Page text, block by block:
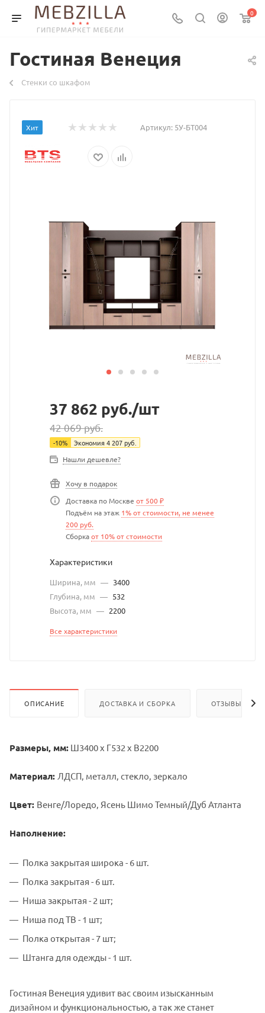
0
Гостиная Венеция
Стенки со шкафом
Хит Артикул: 5У-БТ004
37 862 руб./шт
42 069руб.
-10% Экономия4 207руб.
Нашли дешевле?
Хочу в подарок
Доставка по Москве от 500 ₽
Подъём на этаж 1% от стоимости, не менее
200 руб.
Сборкаот 10% от стоимости
Характеристики
Ширина, мм — 3400
Глубина, мм — 532
Высота, мм — 2200
Все характеристики
ОПИСАНИЕ ДОСТАВКА И СБОРКА ОТЗЫВЫ
Размеры, мм: Ш3400 х Г532 х В2200
Материал: ЛДСП, металл, стекло, зеркало
Цвет: Венге/Лоредо, Ясень Шимо Темный/Дуб Атланта
Наполнение:
Полка закрытая широка - 6 шт.
Полка закрытая - 6 шт.
Ниша закрытая - 2 шт;
Ниша под ТВ - 1 шт;
Полка открытая - 7 шт;
Штанга для одежды - 1 шт.
Гостиная Венеция удивит вас своим изысканным
дизайном и функциональностью, а так же станет